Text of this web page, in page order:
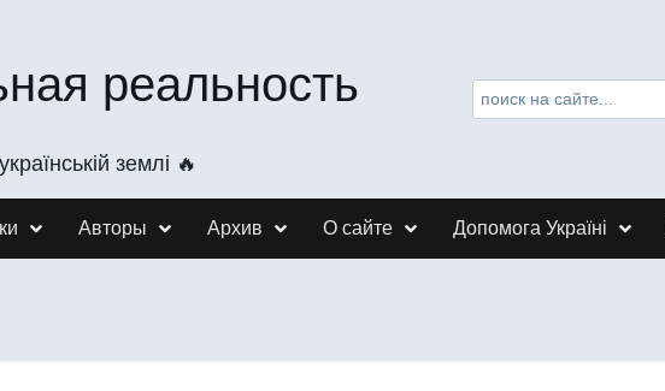
реальность
землі 🔥
Авторы Архив О сайте Допомога Україні